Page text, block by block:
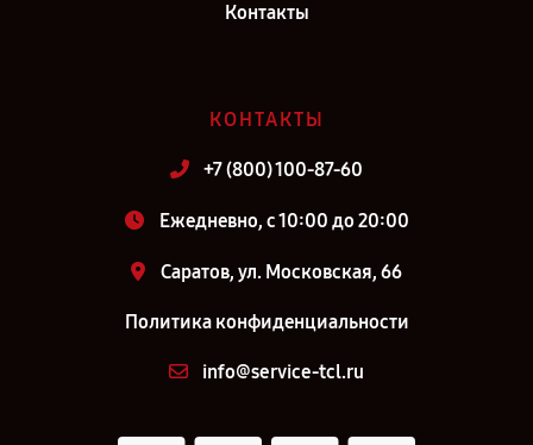
Контакты
КОНТАКТЫ
+7 (800) 100-87-60
Ежедневно, с 10:00 до 20:00
Саратов, ул. Московская, 66
Политика конфиденциальности
info@service-tcl.ru